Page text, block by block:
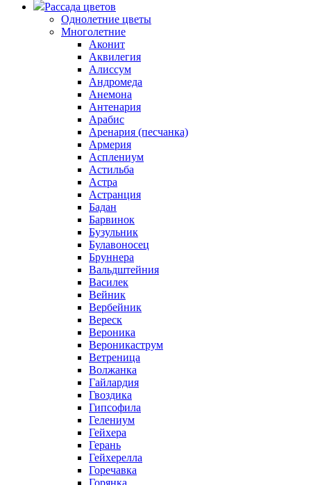
Рассада цветов
Однолетние цветы
Многолетние
Аконит
Аквилегия
Алиссум
Андромеда
Анемона
Антенария
Арабис
Аренария (песчанка)
Армерия
Асплениум
Астильба
Астра
Астранция
Бадан
Барвинок
Бузульник
Булавоносец
Бруннера
Вальдштейния
Василек
Вейник
Вербейник
Вереск
Вероника
Вероникаструм
Ветреница
Волжанка
Гайлардия
Гвоздика
Гипсофила
Гелениум
Гейхера
Герань
Гейхерелла
Горечавка
Горянка